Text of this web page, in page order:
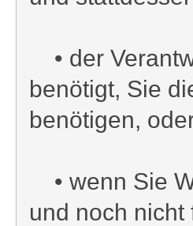
• der
benötigt, Sie
benötigen,
• wenn Sie
und noch